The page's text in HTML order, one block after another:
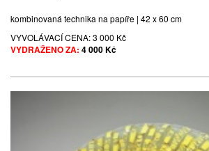
kombinovaná technika na papíře | 42 x 60 cm
VYVOLÁVACÍ CENA:3 000 Kč
VYDRAŽENO ZA: 4 000 Kč